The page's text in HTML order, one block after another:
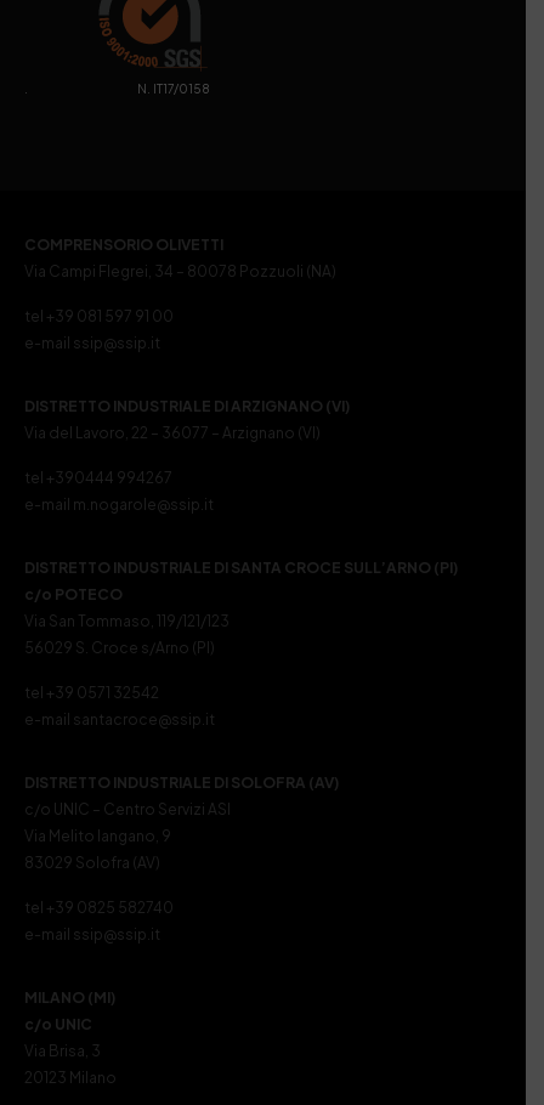
. N. IT17/0158
COMPRENSORIO OLIVETTI
Via Campi Flegrei, 34 – 80078 Pozzuoli (NA)
tel +39 081 597 91 00
e-mail ssip@ssip.it
DISTRETTO INDUSTRIALE DI ARZIGNANO (VI)
Via del Lavoro, 22 – 36077 – Arzignano (VI)
tel +390444 994267
e-mail m.nogarole@ssip.it
DISTRETTO INDUSTRIALE DI SANTA CROCE SULL’ARNO (PI)
c/o POTECO
Via San Tommaso, 119/121/123
56029 S. Croce s/Arno (PI)
tel +39 0571 32542
e-mail santacroce@ssip.it
DISTRETTO INDUSTRIALE DI SOLOFRA (AV)
c/o UNIC – Centro Servizi ASI
Via Melito Iangano, 9
83029 Solofra (AV)
tel +39 0825 582740
e-mail ssip@ssip.it
MILANO (MI)
c/o UNIC
Via Brisa, 3
20123 Milano